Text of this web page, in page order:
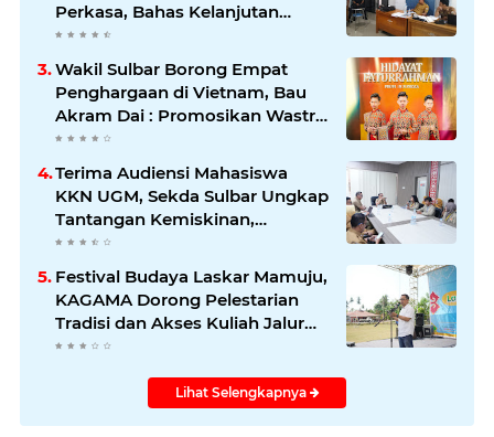
Perkasa, Bahas Kelanjutan
Pengelolaan IUP
Wakil Sulbar Borong Empat
Penghargaan di Vietnam, Bau
Akram Dai : Promosikan Wastra
dan Budaya Sulawesi Barat ke
Panggung Dunia
Terima Audiensi Mahasiswa
KKN UGM, Sekda Sulbar Ungkap
Tantangan Kemiskinan,
Stunting, dan Pendidikan
Festival Budaya Laskar Mamuju,
KAGAMA Dorong Pelestarian
Tradisi dan Akses Kuliah Jalur
Afirmasi di UGM
Lihat Selengkapnya